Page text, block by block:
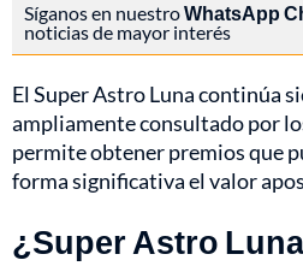
Síganos en nuestroWhatsApp
noticias de mayor interés
El Super Astro Luna continúa
ampliamente consultado por
permite obtener premios que
forma significativa el valor
¿Super Astro